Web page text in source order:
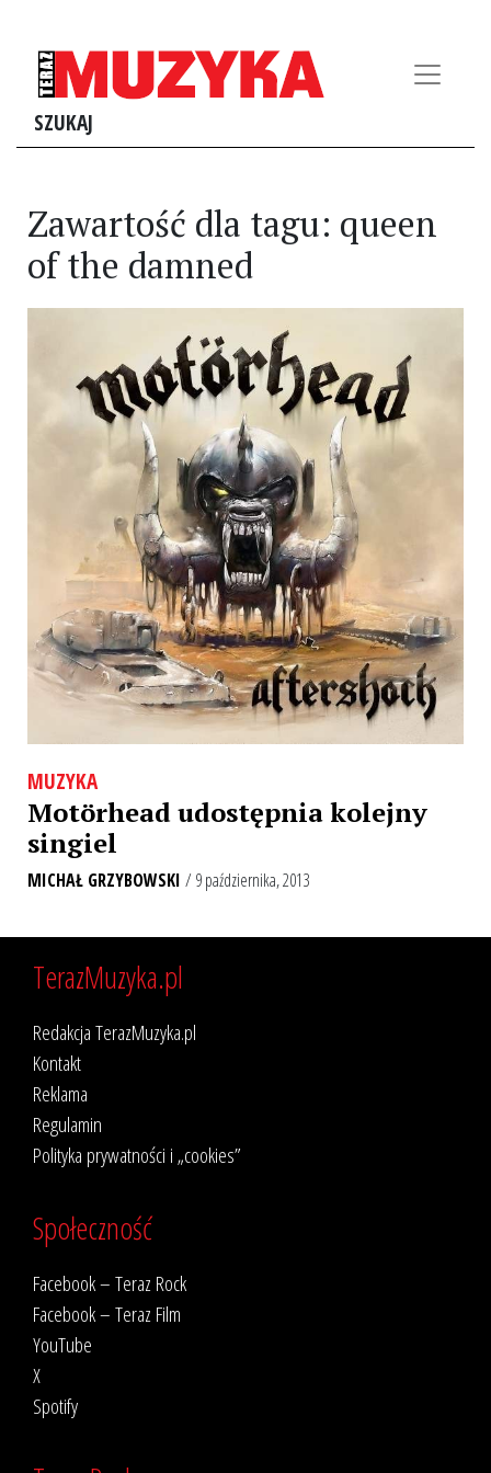
SZUKAJ
Zawartość dla tagu: queen
of the damned
MUZYKA
Motörhead udostępnia kolejny
singiel
MICHAŁ GRZYBOWSKI / 9 października, 2013
TerazMuzyka.pl
Redakcja TerazMuzyka.pl
Kontakt
Reklama
Regulamin
Polityka prywatności i „cookies”
Społeczność
Facebook – Teraz Rock
Facebook – Teraz Film
YouTube
X
Spotify